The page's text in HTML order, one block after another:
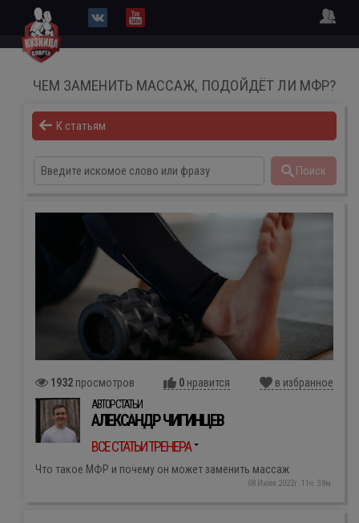
ЧЕМ ЗАМЕНИТЬ МАССАЖ, ПОДОЙДЁТ ЛИ МФР?
К статьям
Поиск
1932просмотров 0 нравится
в избранное
АВТОР СТАТЬИ
АЛЕКСАНДР ЧИГИНЦЕВ
ВСЕ СТАТЬИ ТРЕНЕРА
Что такое МФР и почему он может заменить массаж
08 Июля 2022г. 11ч. 38м.